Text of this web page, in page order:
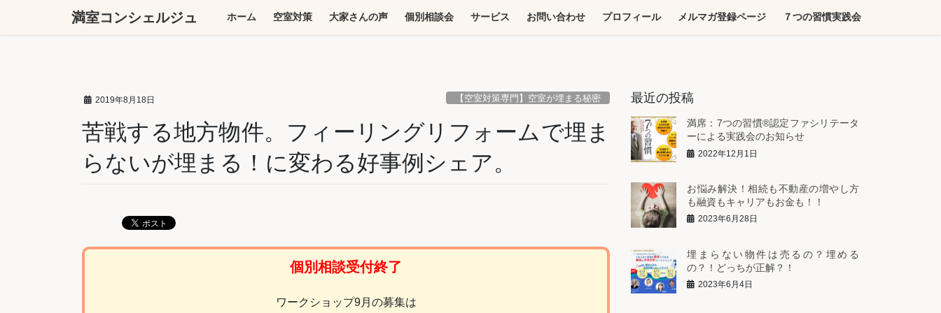
満室コンシェルジュ ホーム 空室対策 大家さんの声 個別相談会 サービス お問い合わせ プロフィール メルマガ登録ページ ７つの習慣実践会
2019年8月18日 【空室対策専門】空室が埋まる秘密
苦戦する地方物件。フィーリングリフォームで埋ま
らないが埋まる！に変わる好事例シェア。
個別相談受付終了
ワークショップ9月の募集は
最近の投稿
満席：7つの習慣®︎認定ファシリテータ
ーによる実践会のお知らせ
2022年12月1日
お悩み解決！相続も不動産の増やし方
も融資もキャリアもお金も！！
2023年6月28日
埋まらない物件は売るの？埋める
の？！どっちが正解？！
2023年6月4日